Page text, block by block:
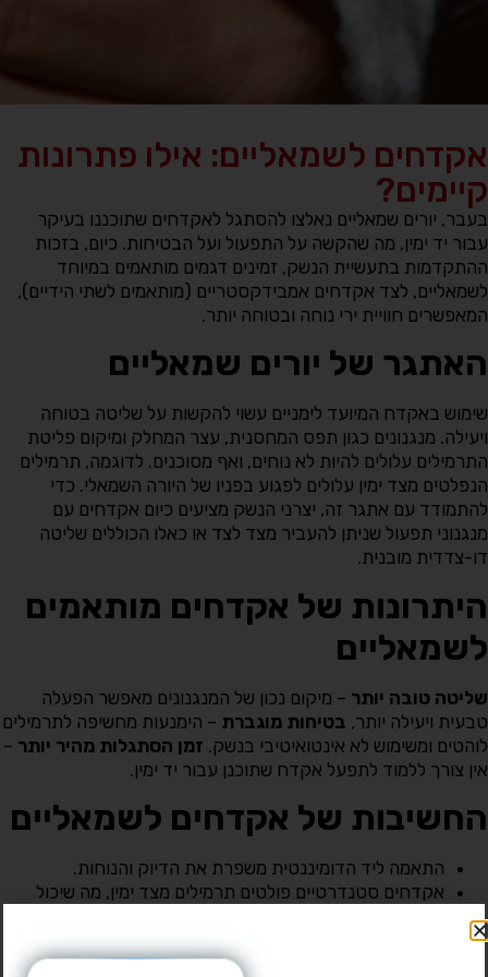
אקדחים לשמאליים: אילו פתרונות
קיימים?
בעבר, יורים שמאליים נאלצו להסתגל לאקדחים שתוכננו בעיקר
עבור יד ימין, מה שהקשה על התפעול ועל הבטיחות. כיום, בזכות
ההתקדמות בתעשיית הנשק, זמינים דגמים מותאמים במיוחד
לשמאליים, לצד אקדחים אמבידקסטריים (מותאמים לשתי הידיים),
המאפשרים חוויית ירי נוחה ובטוחה יותר.
האתגר של יורים שמאליים
שימוש באקדח המיועד לימניים עשוי להקשות על שליטה בטוחה
ויעילה. מנגנונים כגון תפס המחסנית, עצר המחלק ומיקום פליטת
התרמילים עלולים להיות לא נוחים, ואף מסוכנים. לדוגמה, תרמילים
הנפלטים מצד ימין עלולים לפגוע בפניו של היורה השמאלי. כדי
להתמודד עם אתגר זה, יצרני הנשק מציעים כיום אקדחים עם
מנגנוני תפעול שניתן להעביר מצד לצד או כאלו הכוללים שליטה
דו-צדדית מובנית.
היתרונות של אקדחים מותאמים
לשמאליים
שליטה טובה יותר – מיקום נכון של המנגנונים מאפשר הפעלה
טבעית ויעילה יותר, בטיחות מוגברת – הימנעות מחשיפה לתרמילים
לוהטים ומשימוש לא אינטואיטיבי בנשק. זמן הסתגלות מהיר יותר –
אין צורך ללמוד לתפעל אקדח שתוכנן עבור יד ימין.
החשיבות של אקדחים לשמאליים
התאמה ליד הדומיננטית משפרת את הדיוק והנוחות.
אקדחים סטנדרטיים פולטים תרמילים מצד ימין, מה שיכול